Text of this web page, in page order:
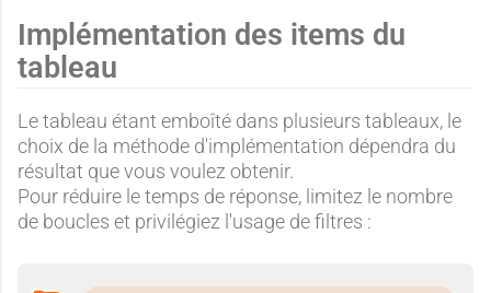
Implémentation des items du
tableau
Le tableau étant emboîté dans plusieurs tableaux, le
choix de la méthode d'implémentation dépendra du
résultat que vous voulez obtenir.
Pour réduire le temps de réponse, limitez le nombre
de boucles et privilégiez l'usage de filtres :